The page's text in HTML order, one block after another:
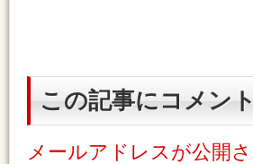
この記事にコメン
メールアドレスが公開